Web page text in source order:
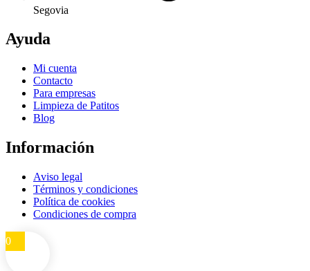
Segovia
Ayuda
Mi cuenta
Contacto
Para empresas
Limpieza de Patitos
Blog
Información
Aviso legal
Términos y condiciones
Política de cookies
Condiciones de compra
0